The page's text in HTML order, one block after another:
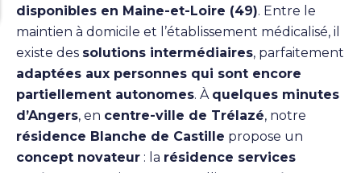
disponibles en Maine-et-Loire (49). Entre le
maintien à domicile et l’établissement médicalisé, il
existe des solutions intermédiaires, parfaitement
adaptées aux personnes qui sont encore
partiellement autonomes. À quelques minutes
d’Angers, en centre-ville de Trélazé, notre
résidence Blanche de Castille propose un
concept novateur : la résidence services